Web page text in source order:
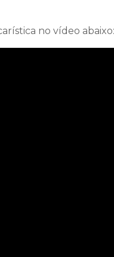
no vídeo abaixo: